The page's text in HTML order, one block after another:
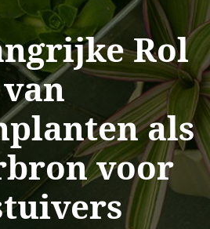
Rol
van
als
voor